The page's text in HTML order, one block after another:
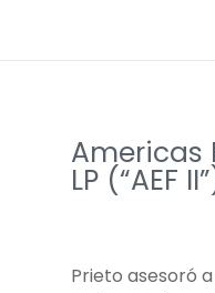
Americas
LP (“AEF
Prieto asesoró